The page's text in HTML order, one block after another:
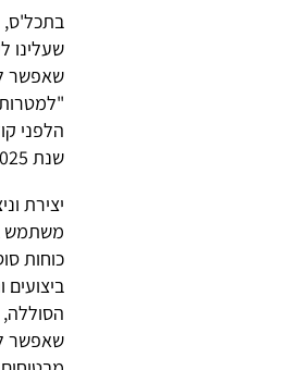
בתכל'ס,
שעלינו
הלפני
שנת 2025 (וממילא, תשתיות אספקה של מימן לא יהיו נפוצות עד אז).
כוחות
שאפשר